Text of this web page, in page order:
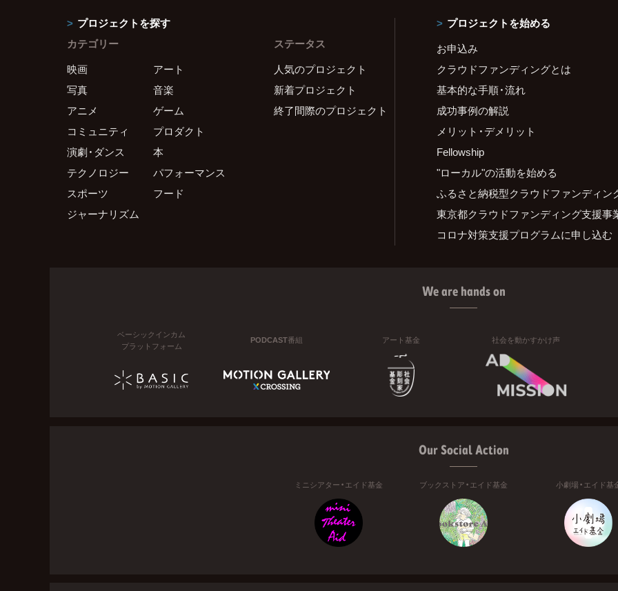
プロジェクトを探す
カテゴリー
映画
アート
写真
音楽
アニメ
ゲーム
コミュニティ
プロダクト
演劇・ダンス
本
テクノロジー
パフォーマンス
スポーツ
フード
ジャーナリズム
ステータス
人気のプロジェクト
新着プロジェクト
終了間際のプロジェクト
プロジェクトを始める
お申込み
クラウドファンディングとは
基本的な手順・流れ
成功事例の解説
メリット・デメリット
Fellowship
"ローカル"の活動を始める
ふるさと納税型クラウドファンディン
東京都クラウドファンディング支援事
コロナ対策支援プログラムに申し込む
We are hands on
ベーシックインカム
プラットフォーム
PODCAST番組 アート基金 社会を動かすかけ声
Our Social Action
ミニシアター・エイド基金 ブックストア・エイド基金 小劇場・エイド基